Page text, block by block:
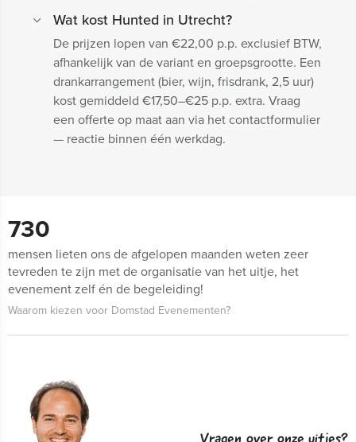
Wat kost Hunted in Utrecht?
De prijzen lopen van €22,00 p.p. exclusief BTW,
afhankelijk van de variant en groepsgrootte. Een
drankarrangement (bier, wijn, frisdrank, 2,5 uur)
kost gemiddeld €17,50–€25 p.p. extra. Vraag
een offerte op maat aan via het contactformulier
— reactie binnen één werkdag.
730
mensen lieten ons de afgelopen maanden weten zeer
tevreden te zijn met de organisatie van het uitje, het
evenement zelf én de begeleiding!
Waarom kiezen voor Domstad Evenementen?